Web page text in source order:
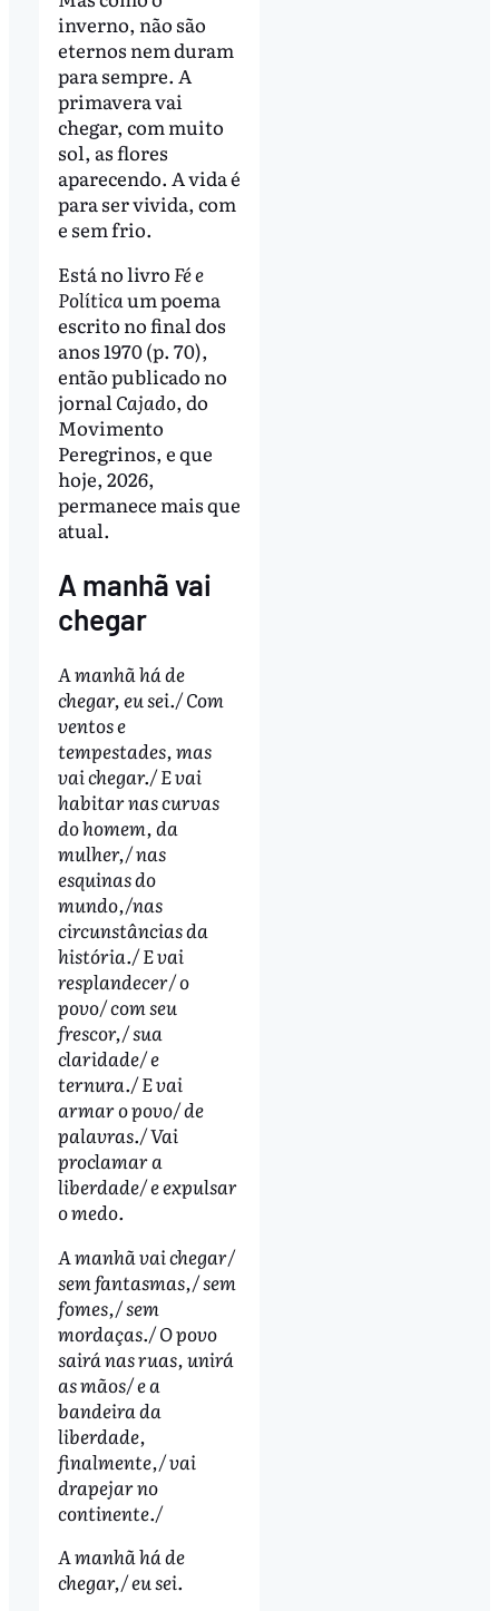
inverno, não são
eternos nem duram
para sempre. A
primavera vai
chegar, com muito
sol, as flores
aparecendo. A vida é
para ser vivida, com
e sem frio.
Está no livro Fé e
Política um poema
escrito no final dos
anos 1970 (p. 70),
então publicado no
jornal Cajado, do
Movimento
Peregrinos, e que
hoje, 2026,
permanece mais que
atual.
A manhã vai
chegar
A manhã há de
chegar, eu sei./ Com
ventos e
tempestades, mas
vai chegar./ E vai
habitar nas curvas
do homem, da
mulher,/ nas
esquinas do
mundo,/nas
circunstâncias da
história./ E vai
resplandecer/ o
povo/ com seu
frescor,/ sua
claridade/ e
ternura./ E vai
armar o povo/ de
palavras./ Vai
proclamar a
liberdade/ e expulsar
o medo.
A manhã vai chegar/
sem fantasmas,/ sem
fomes,/ sem
mordaças./ O povo
sairá nas ruas, unirá
as mãos/ e a
bandeira da
liberdade,
finalmente,/ vai
drapejar no
continente./
A manhã há de
chegar,/ eu sei.